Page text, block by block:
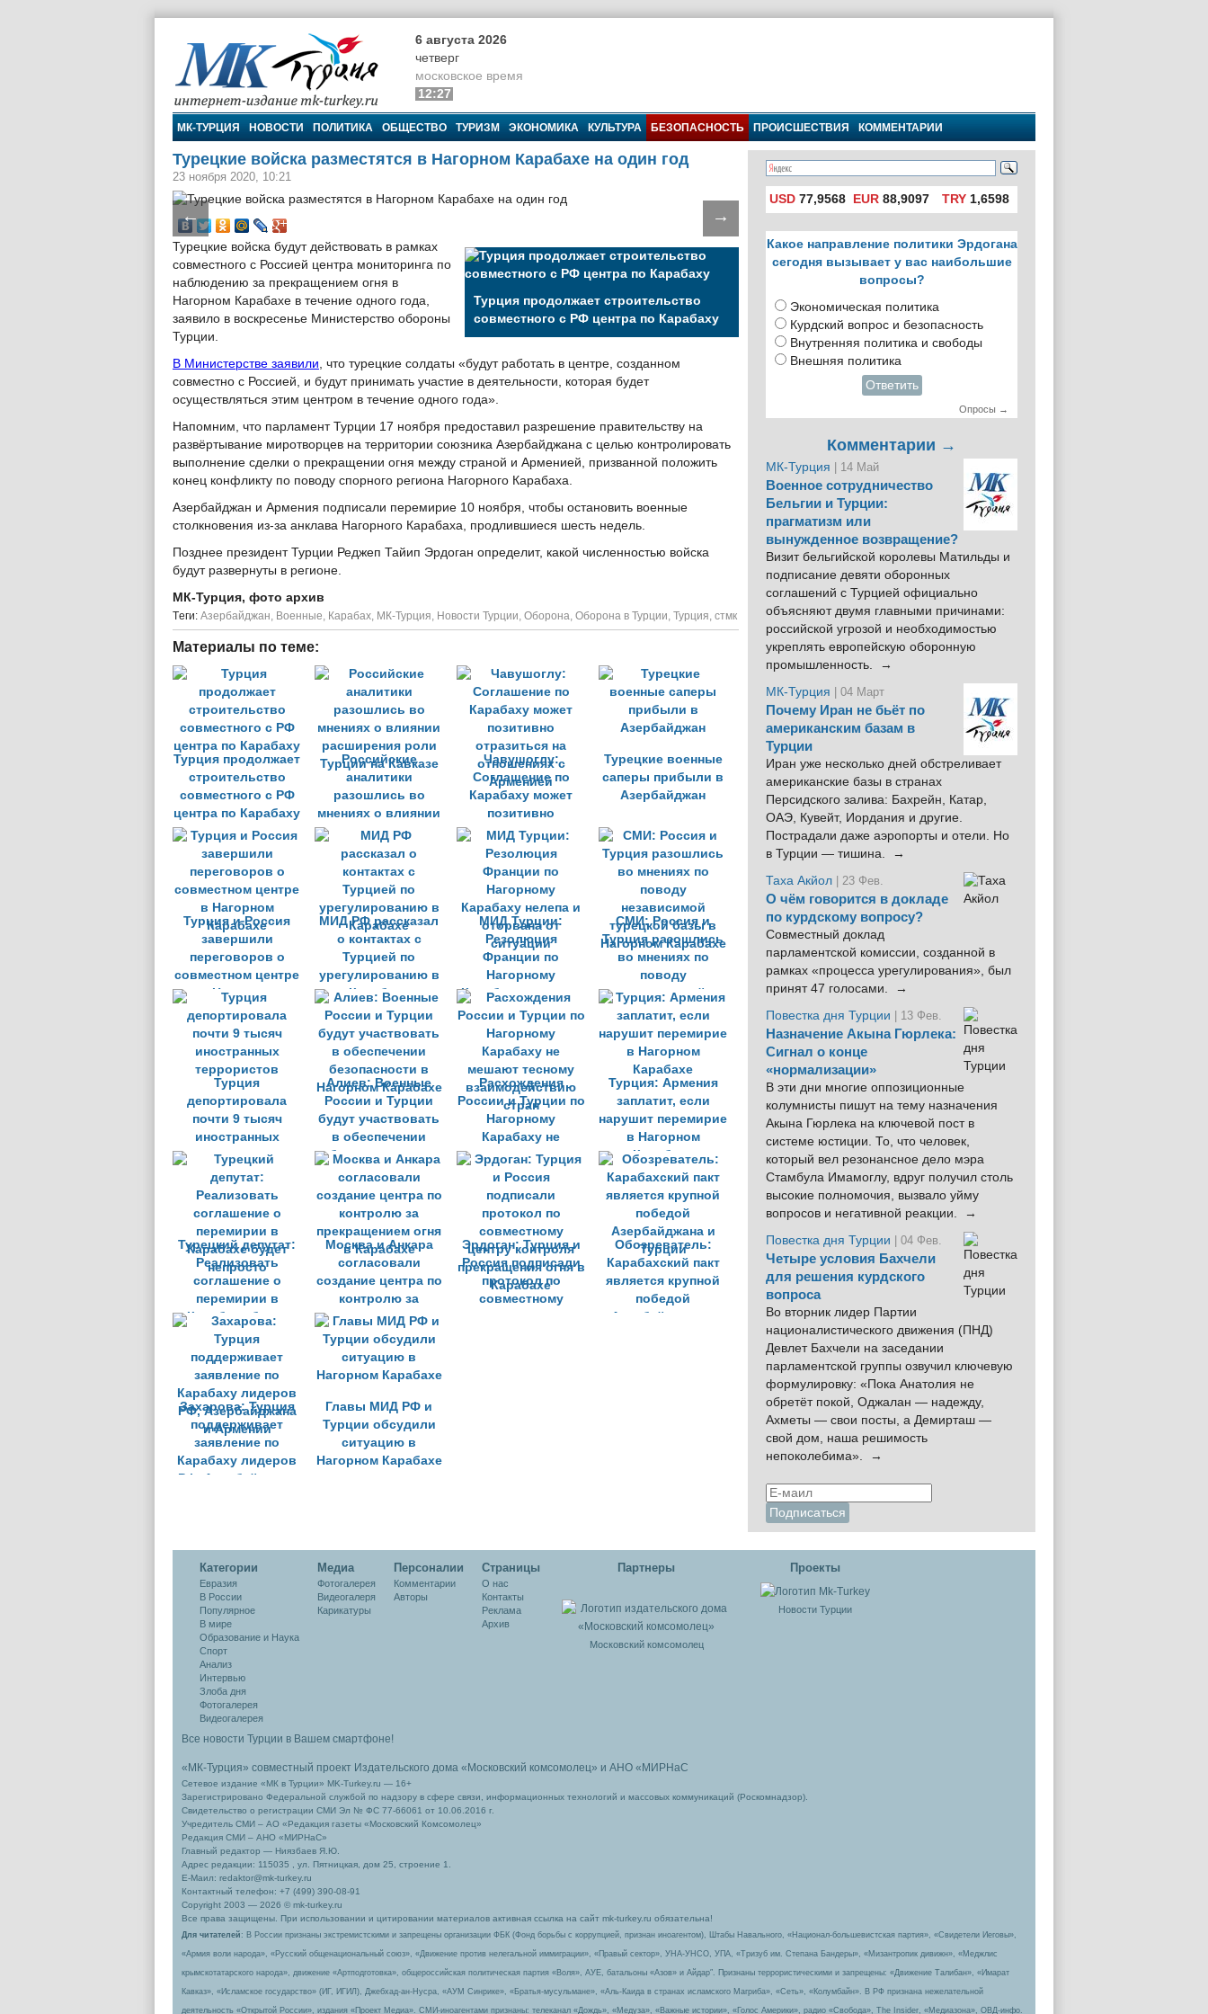
МК-Турция
6 августа 2026
четверг
московское время
12:27
МК-ТУРЦИЯ НОВОСТИ ПОЛИТИКА ОБЩЕСТВО ТУРИЗМ ЭКОНОМИКА КУЛЬТУРА БЕЗОПАСНОСТЬ ПРОИСШЕСТВИЯ КОММЕНТАРИИ
Турецкие войска разместятся в Нагорном Карабахе на один год
23 ноября 2020, 10:21
← →
Турция продолжает строительство
совместного с РФ центра по Карабаху
Турецкие войска будут действовать в рамках
совместного с Россией центра мониторинга по
наблюдению за прекращением огня в
Нагорном Карабахе в течение одного года,
заявило в воскресенье Министерство обороны
Турции.
В Министерстве заявили, что турецкие солдаты «будут работать в центре, созданном
совместно с Россией, и будут принимать участие в деятельности, которая будет
осуществляться этим центром в течение одного года».
Напомним, что парламент Турции 17 ноября предоставил разрешение правительству на
развёртывание миротворцев на территории союзника Азербайджана с целью контролировать
выполнение сделки о прекращении огня между страной и Арменией, призванной положить
конец конфликту по поводу спорного региона Нагорного Карабаха.
Азербайджан и Армения подписали перемирие 10 ноября, чтобы остановить военные
столкновения из-за анклава Нагорного Карабаха, продлившиеся шесть недель.
Позднее президент Турции Реджеп Тайип Эрдоган определит, какой численностью войска
будут развернуты в регионе.
МК-Турция, фото архив
Tеги: Азербайджан, Военные, Карабах, МК-Турция, Новости Турции, Оборона, Оборона в Турции, Турция, стмк
Материалы по теме:
Турция продолжает
строительство
совместного с РФ
центра по Карабаху
Российские
аналитики
разошлись во
мнениях о влиянии
расширения роли
Турции на Кавказе
Чавушоглу:
Соглашение по
Карабаху может
позитивно
отразиться на
отношениях с
Арменией
Турецкие военные
саперы прибыли в
Азербайджан
Турция и Россия
завершили
переговоров о
совместном центре
в Нагорном
Карабахе
МИД РФ рассказал
о контактах с
Турцией по
урегулированию в
Карабахе
МИД Турции:
Резолюция
Франции по
Нагорному
Карабаху нелепа и
оторвана от
ситуации
СМИ: Россия и
Турция разошлись
во мнениях по
поводу
независимой
турецкой базы в
Нагорном Карабахе
Турция
депортировала
почти 9 тысяч
иностранных
террористов
Алиев: Военные
России и Турции
будут участвовать
в обеспечении
безопасности в
Нагорном Карабахе
Расхождения
России и Турции по
Нагорному
Карабаху не
мешают тесному
взаимодействию
стран
Турция: Армения
заплатит, если
нарушит перемирие
в Нагорном
Карабахе
Турецкий депутат:
Реализовать
соглашение о
перемирии в
Карабахе будет
непросто
Москва и Анкара
согласовали
создание центра по
контролю за
прекращением огня
в Карабахе
Эрдоган: Турция и
Россия подписали
протокол по
совместному
Обозреватель:
Карабахский пакт
является крупной
победой
Азербайджана и
Захарова: Турция
поддерживает
заявление по
Карабаху лидеров
РФ, Азербайджана
Главы МИД РФ и
Турции обсудили
ситуацию в
Нагорном Карабахе
USD 77,9568 EUR 88,9097 TRY1,6598
Какое направление политики Эрдогана
сегодня вызывает у вас наибольшие
вопросы?
Экономическая политика
Курдский вопрос и безопасность
Внутренняя политика и свободы
Внешняя политика
Ответить
Опросы →
Комментарии →
МК-Турция | 14 Май
Военное сотрудничество
Бельгии и Турции:
прагматизм или
вынужденное возвращение?
Визит бельгийской королевы Матильды и
подписание девяти оборонных
соглашений с Турцией официально
объясняют двумя главными причинами:
российской угрозой и необходимостью
укреплять европейскую оборонную
промышленность. →
МК-Турция
| 04 Март
Почему Иран не бьёт по
американским базам в
Турции
Иран уже несколько дней обстреливает
американские базы в странах
Персидского залива: Бахрейн, Катар,
ОАЭ, Кувейт, Иордания и другие.
Пострадали даже аэропорты и отели. Но
в Турции — тишина. →
Таха Акйол | 23 Фев.
О чём говорится в докладе
по курдскому вопросу?
Совместный доклад
парламентской комиссии, созданной в
рамках «процесса урегулирования», был
принят 47 голосами. →
Повестка дня Турции
| 13 Фев.
Назначение Акына Гюрлека:
Сигнал о конце
«нормализации»
В эти дни многие оппозиционные
колумнисты пишут на тему назначения
Акына Гюрлека на ключевой пост в
системе юстиции. То, что человек,
который вел резонансное дело мэра
Стамбула Имамоглу, вдруг получил столь
высокие полномочия, вызвало уйму
вопросов и негативной реакции. →
Повестка дня Турции
| 04 Фев.
Четыре условия Бахчели
для решения курдского
вопроса
Во вторник лидер Партии
националистического движения (ПНД)
Девлет Бахчели на заседании
парламентской группы озвучил ключевую
формулировку: «Пока Анатолия не
обретёт покой, Оджалан — надежду,
Ахметы — свои посты, а Демирташ —
свой дом, наша решимость
непоколебима». →
Категории
Евразия
В России
Популярное
В мире
Образование и Наука
Спорт
Анализ
Интервью
Злоба дня
Фотогалерея
Видеогалерея
Медиа
Фотогалерея
Видеогалеря
Карикатуры
Персоналии
Комментарии
Авторы
Cтраницы
О нас
Контакты
Реклама
Архив
Партнеры
Московский комсомолец
Проекты
Новости Турции
Все новости Турции в Вашем смартфоне!
«МК-Турция» совместный проект Издательского дома «Московский комсомолец» и АНО «МИРНаС
Сетевое издание «МК в Турции» MK-Turkey.ru — 16+
Зарегистрировано Федеральной службой по надзору в сфере связи, информационных технологий и массовых коммуникаций (Роскомнадзор).
Свидетельство о регистрации СМИ Эл № ФС 77-66061 от 10.06.2016 г.
Учредитель СМИ – АО «Редакция газеты «Московский Комсомолец»
Редакция СМИ – АНО «МИРНаС»
Главный редактор — Ниязбаев Я.Ю.
Адрес редакции: 115035 , ул. Пятницкая, дом 25, строение 1.
Е-Маил: redaktor@mk-turkey.ru
Контактный телефон: +7 (499) 390-08-91
Copyright 2003 — 2026 © mk-turkey.ru
Все права защищены. При использовании и цитировании материалов активная ссылка на сайт mk-turkey.ru обязательна!
Для читателей : В России признаны экстремистскими и запрещены организации ФБК (Фонд борьбы с коррупцией, признан иноагентом), Штабы Навального, «Национал-большевистская партия», «Свидетели Иеговы»,
«Армия воли народа», «Русский общенациональный союз», «Движение против нелегальной иммиграции», «Правый сектор», УНА-УНСО, УПА, «Тризуб им. Степана Бандеры», «Мизантропик дивижн», «Меджлис
крымскотатарского народа», движение «Артподготовка», общероссийская политическая партия «Воля», АУЕ, батальоны «Азов» и Айдар″. Признаны террористическими и запрещены: «Движение Талибан», «Имарат
Кавказ», «Исламское государство» (ИГ, ИГИЛ), Джебхад-ан-Нусра, «АУМ Синрике», «Братья-мусульмане», «Аль-Каида в странах исламского Магриба», «Сеть», «Колумбайн». В РФ признана нежелательной
деятельность «Открытой России», издания «Проект Медиа». СМИ-иноагентами признаны: телеканал «Дождь», «Медуза», «Важные истории», «Голос Америки», радио «Свобода», The Insider, «Медиазона», ОВД-инфо.